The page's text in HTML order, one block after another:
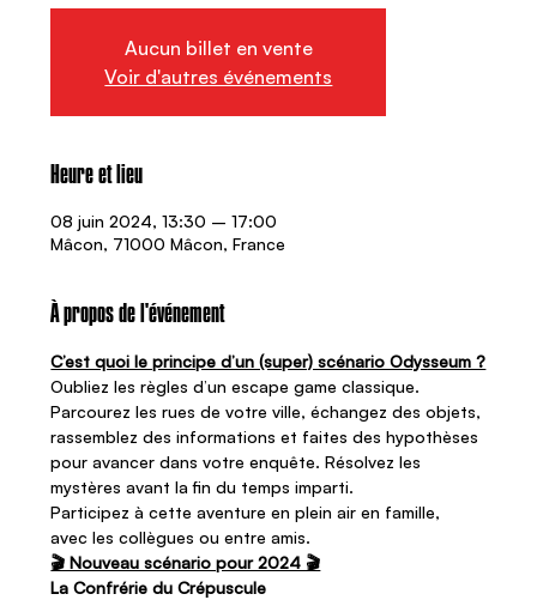
Aucun billet en vente
Voir d'autres événements
Heure et lieu
08 juin 2024, 13:30 – 17:00
Mâcon, 71000 Mâcon, France
À propos de l'événement
C’est quoi le principe d’un (super) scénario Odysseum ?
Oubliez les règles d’un escape game classique.
Parcourez les rues de votre ville, échangez des objets,
rassemblez des informations et faites des hypothèses
pour avancer dans votre enquête. Résolvez les
mystères avant la fin du temps imparti.
Participez à cette aventure en plein air en famille,
avec les collègues ou entre amis.
🎬 Nouveau scénario pour 2024 🎬
La Confrérie du Crépuscule